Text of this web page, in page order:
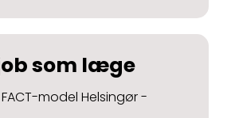
som læge
model Helsingør -